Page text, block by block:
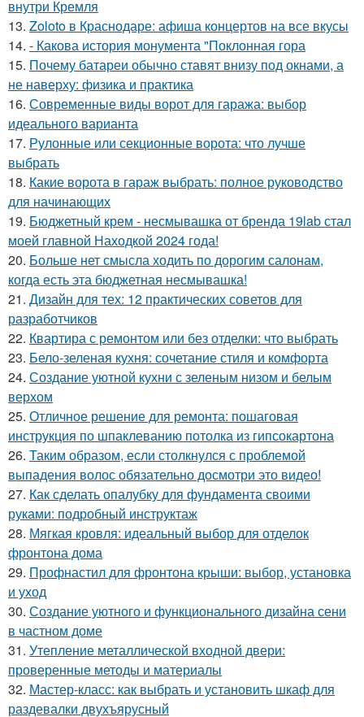
внутри Кремля
13. Zoloto в Краснодаре: афиша концертов на все вкусы
14. - Какова история монумента "Поклонная гора
15. Почему батареи обычно ставят внизу под окнами, а
не наверху: физика и практика
16. Современные виды ворот для гаража: выбор
идеального варианта
17. Рулонные или секционные ворота: что лучше
выбрать
18. Какие ворота в гараж выбрать: полное руководство
для начинающих
19. Бюджетный крем - несмывашка от бренда 19lab стал
моей главной Находкой 2024 года!
20. Больше нет смысла ходить по дорогим салонам,
когда есть эта бюджетная несмывашка!
21. Дизайн для тех: 12 практических советов для
разработчиков
22. Квартира с ремонтом или без отделки: что выбрать
23. Бело-зеленая кухня: сочетание стиля и комфорта
24. Создание уютной кухни с зеленым низом и белым
верхом
25. Отличное решение для ремонта: пошаговая
инструкция по шпаклеванию потолка из гипсокартона
26. Таким образом, если столкнулся с проблемой
выпадения волос обязательно досмотри это видео!
27. Как сделать опалубку для фундамента своими
руками: подробный инструктаж
28. Мягкая кровля: идеальный выбор для отделок
фронтона дома
29. Профнастил для фронтона крыши: выбор, установка
и уход
30. Создание уютного и функционального дизайна сени
в частном доме
31. Утепление металлической входной двери:
проверенные методы и материалы
32. Мастер-класс: как выбрать и установить шкаф для
раздевалки двухъярусный